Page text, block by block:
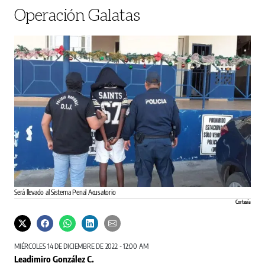
Operación Galatas
Será llevado al Sistema Penal Acusatorio
Cortesía
MIÉRCOLES 14 DE DICIEMBRE DE 2022 - 12:00 AM
Leadimiro González C.